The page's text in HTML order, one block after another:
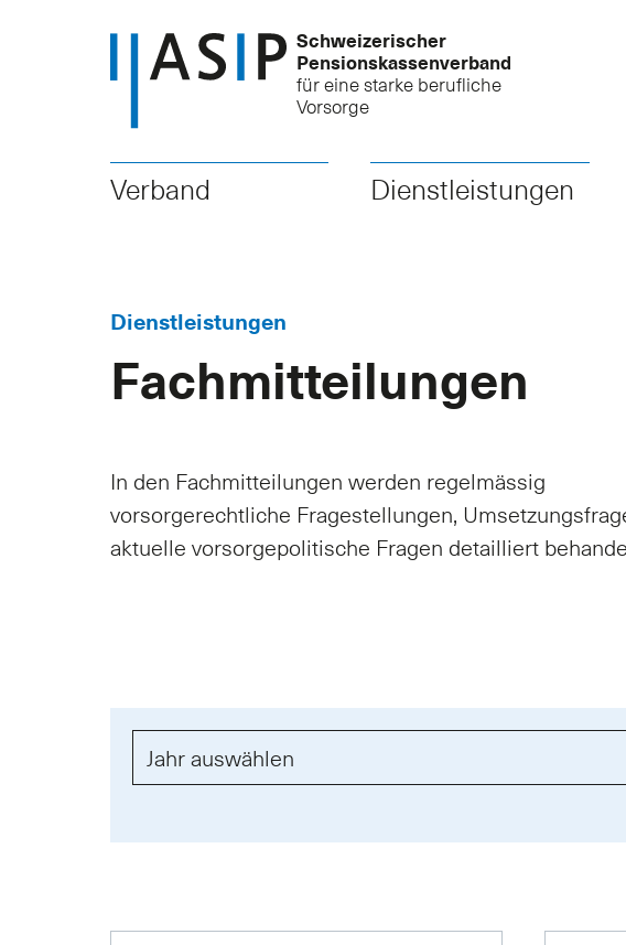
Schweizerischer
Pensionskassenverband
für eine starke berufliche
Vorsorge
Verband Dienstleistungen
Dienstleistungen
Fachmitteilungen
In den Fachmitteilungen werden regelmässig
vorsorgerechtliche Fragestellungen,
aktuelle vorsorgepolitische Fragen detailliert